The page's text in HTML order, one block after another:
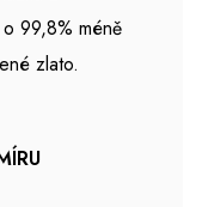
99,8% méně
zlato.